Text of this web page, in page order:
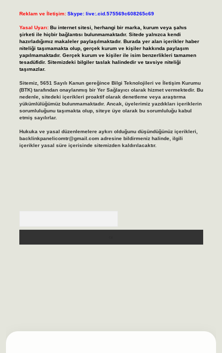
Reklam ve İletişim: Skype: live:.cid.575569c608265c69
Yasal Uyarı: Bu internet sitesi, herhangi bir marka, kurum veya şahıs
şirketi ile hiçbir bağlantısı bulunmamaktadır. Sitede yalnızca kendi
hazırladığımız makaleler paylaşılmaktadır. Burada yer alan içerikler haber
niteliği taşımamakta olup, gerçek kurum ve kişiler hakkında paylaşım
yapılmamaktadır. Gerçek kurum ve kişiler ile isim benzerlikleri tamamen
tesadüfidir. Sitemizdeki bilgiler taslak halindedir ve tavsiye niteliği
taşımazlar.
Sitemiz, 5651 Sayılı Kanun gereğince Bilgi Teknolojileri ve İletişim Kurumu
(BTK) tarafından onaylanmış bir Yer Sağlayıcı olarak hizmet vermektedir. Bu
nedenle, sitedeki içerikleri proaktif olarak denetleme veya araştırma
yükümlülüğümüz bulunmamaktadır. Ancak, üyelerimiz yazdıkları içeriklerin
sorumluluğunu taşımakta olup, siteye üye olarak bu sorumluluğu kabul
etmiş sayılırlar.
Hukuka ve yasal düzenlemelere aykırı olduğunu düşündüğünüz içerikleri,
backlinkpanelicomtr@gmail.comadresine bildirmeniz halinde, ilgili
içerikler yasal süre içerisinde sitemizden kaldırılacaktır.